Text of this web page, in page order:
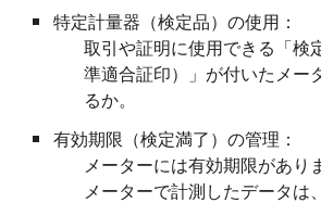
特定計量器（検定品）の使用：
取引や証明に使用できる「検
準適合証印）」が付いたメー
るか。
有効期限（検定満了）の管理：
メーターには有効期限があり
メーターで計測したデータは